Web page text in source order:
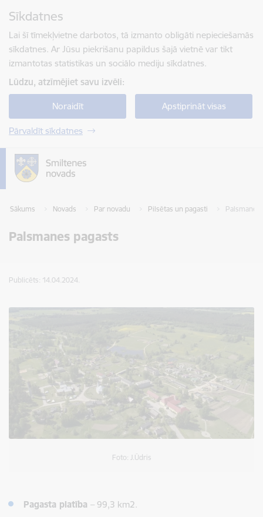
Sīkdatnes
Lai šī tīmekļvietne darbotos, tā izmanto obligāti nepieciešamās
sīkdatnes. Ar Jūsu piekrišanu papildus šajā vietnē var tikt
izmantotas statistikas un sociālo mediju sīkdatnes.
Lūdzu, atzīmējiet savu izvēli:
Noraidīt Apstiprināt visas
Pārvaldīt sīkdatnes
Sākums Novads Par novadu Pilsētas un pagasti Palsmanes
Palsmanes pagasts
Publicēts: 14.04.2024.
Foto: J.Ūdris
Pagasta platība – 99,3 km2.